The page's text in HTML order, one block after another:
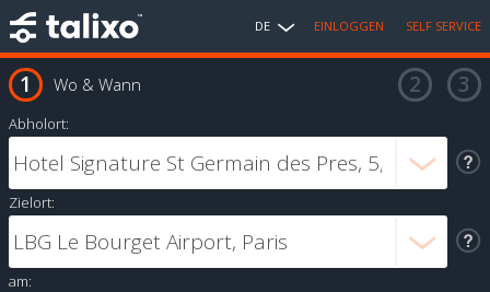
DE EINLOGGEN SELF SERVICE
Wo & Wann
Abholort:
Zielort:
am: